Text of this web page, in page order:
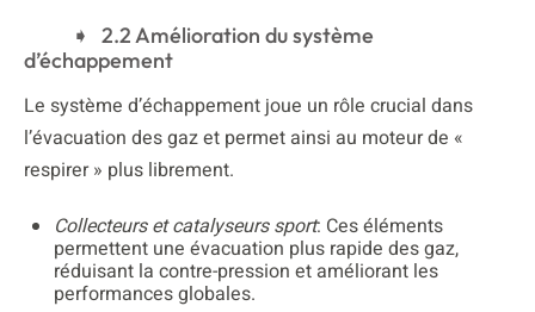
2.2 Amélioration du système
d’échappement
Le système d’échappement joue un rôle crucial dans
l’évacuation des gaz et permet ainsi au moteur de «
respirer » plus librement.
Collecteurs et catalyseurs sport: Ces éléments
permettent une évacuation plus rapide des gaz,
réduisant la contre-pression et améliorant les
performances globales.